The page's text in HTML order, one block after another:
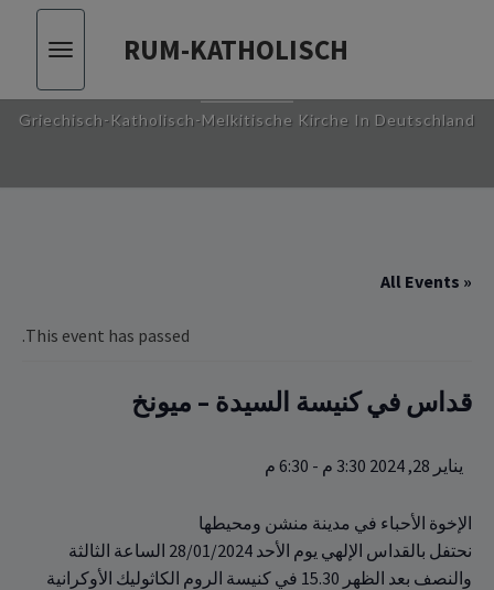
RUM-KATHOLISCH
Toggle
RUM-KATHOLISCH
Griechisch-Katholisch-Melkitische Kirche In Deutschland
« All Events
This event has passed.
قداس في كنيسة السيدة – ميونخ
يناير 28, 2024 3:30 م - 6:30 م
الإخوة الأحباء في مدينة منشن ومحيطها
نحتفل بالقداس الإلهي يوم الأحد 28/01/2024 الساعة الثالثة
والنصف بعد الظهر 15.30 في كنيسة الروم ‏الكاثوليك ‏الأوكرانية